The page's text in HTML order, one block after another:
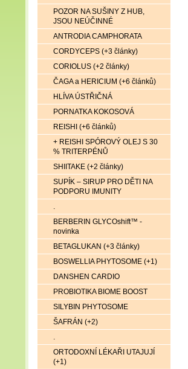
POZOR NA SUŠINY Z HUB,
JSOU NEÚČINNÉ
ANTRODIA CAMPHORATA
CORDYCEPS (+3 články)
CORIOLUS (+2 články)
ČAGA a HERICIUM (+6 článků)
HLÍVA ÚSTŘIČNÁ
PORNATKA KOKOSOVÁ
REISHI (+6 článků)
+ REISHI SPÓROVÝ OLEJ S 30
% TRITERPÉNŮ
SHIITAKE (+2 články)
SUPÍK – SIRUP PRO DĚTI NA
PODPORU IMUNITY
.
BERBERIN GLYCOshift™ -
novinka
BETAGLUKAN (+3 články)
BOSWELLIA PHYTOSOME (+1)
DANSHEN CARDIO
PROBIOTIKA BIOME BOOST
SILYBIN PHYTOSOME
ŠAFRÁN (+2)
.
ORTODOXNÍ LÉKAŘI UTAJUJÍ
(+1)